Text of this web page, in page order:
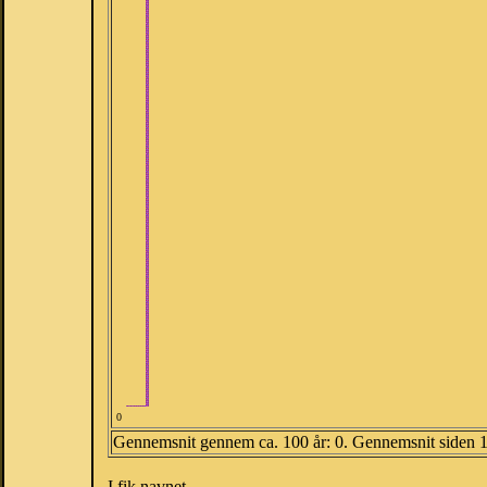
0
Gennemsnit gennem ca. 100 år: 0. Gennemsnit siden